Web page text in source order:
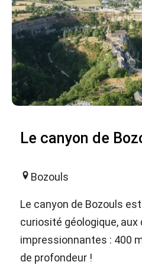
Le canyon de
Bozouls
Le canyon de Bozouls
curiosité géologique, aux
impressionnantes : 400
de profondeur !